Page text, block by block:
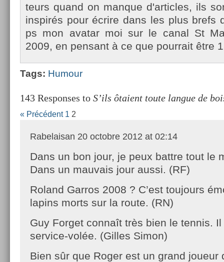
teurs quand on man­que d'ar­ticles, ils
in­spirés pour écrire dans les plus brefs
ps mon avatar moi sur le canal St
2009, en pen­sant à ce que pour­rait être
Tags: Humour
143 Responses to S’ils ôtaient toute langue de
« Précédent 1 2
Rabelaisan 20 octobre 2012 at 02:14
Dans un bon jour, je peux battre tout le
Dans un mauvais jour aussi. (RF)
Roland Garros 2008 ? C’est toujours
lapins morts sur la route. (RN)
Guy Forget connaît très bien le tennis. Il
service-volée. (Gilles Simon)
Bien sûr que Roger est un grand joueur